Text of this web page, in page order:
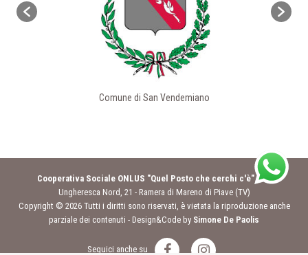
Comune di San Vendemiano
Cooperativa Sociale ONLUS "Quel Posto che cerchi c'è"- Via
Ungheresca Nord, 21 - Ramera di Mareno di Piave (TV)
Copyright © 2026 Tutti i diritti sono riservati, è vietata la riproduzione anche
parziale dei contenuti - Design&Code by Simone De Paolis
Seguici anche su